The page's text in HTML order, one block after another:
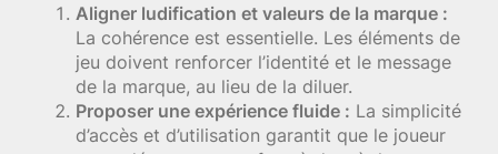
Aligner ludification et valeurs de la marque :
La cohérence est essentielle. Les éléments de
jeu doivent renforcer l’identité et le message
de la marque, au lieu de la diluer.
Proposer une expérience fluide : La simplicité
d’accès et d’utilisation garantit que le joueur